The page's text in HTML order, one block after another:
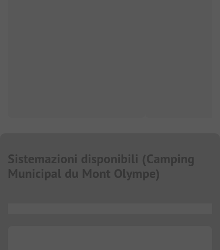
Sistemazioni disponibili (Camping
Municipal du Mont Olympe)